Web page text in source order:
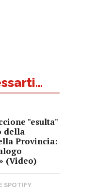
"esulta"
della
Provincia:
(Video)
SPOTIFY